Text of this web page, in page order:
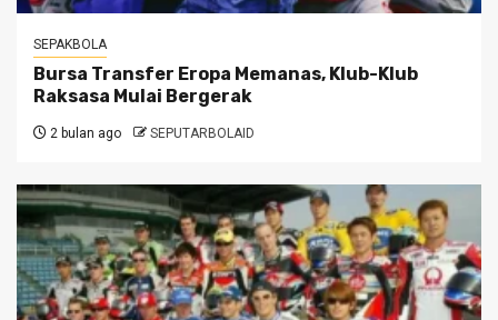
SEPAKBOLA
Bursa Transfer Eropa Memanas, Klub-Klub
Raksasa Mulai Bergerak
2 bulan ago SEPUTARBOLAID